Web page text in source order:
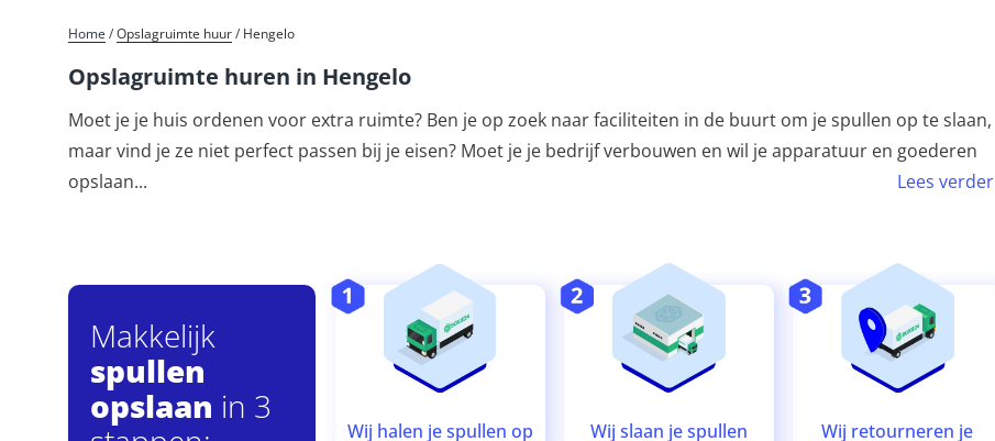
Home / Opslagruimte huur/ Hengelo
Opslagruimte huren in Hengelo
Moet je je huis ordenen voor extra ruimte? Ben je op zoek naar faciliteiten in de buurt om je spullen op te slaan,
maar vind je ze niet perfect passen bij je eisen? Moet je je bedrijf verbouwen en wil je apparatuur en goederen
opslaan... Lees verder
Makkelijk
spullen
opslaan in 3
Wij halen je spullen op
Wij slaan je spullen
Wij retourneren je